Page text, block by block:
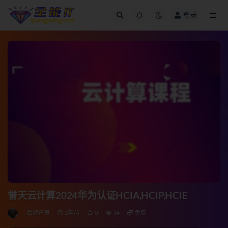
登录
誉天云计算2024华为认证HCIA,HCIP,HCIE
后端开发 2年前 0 34 免费